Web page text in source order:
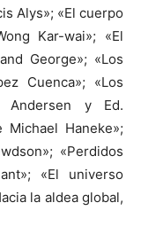
Alys»; «El cuerpo
Kar-wai»; «El
George»; «Los
Cuenca»; «Los
Andersen y Ed.
Michael Haneke»;
«Perdidos
«El universo
la aldea global,